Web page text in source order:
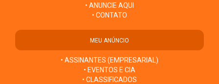
• ANUNCIE AQUI
• CONTATO
MEU ANÚNCIO
• ASSINANTES (EMPRESARIAL)
• EVENTOS E CIA
• CLASSIFICADOS